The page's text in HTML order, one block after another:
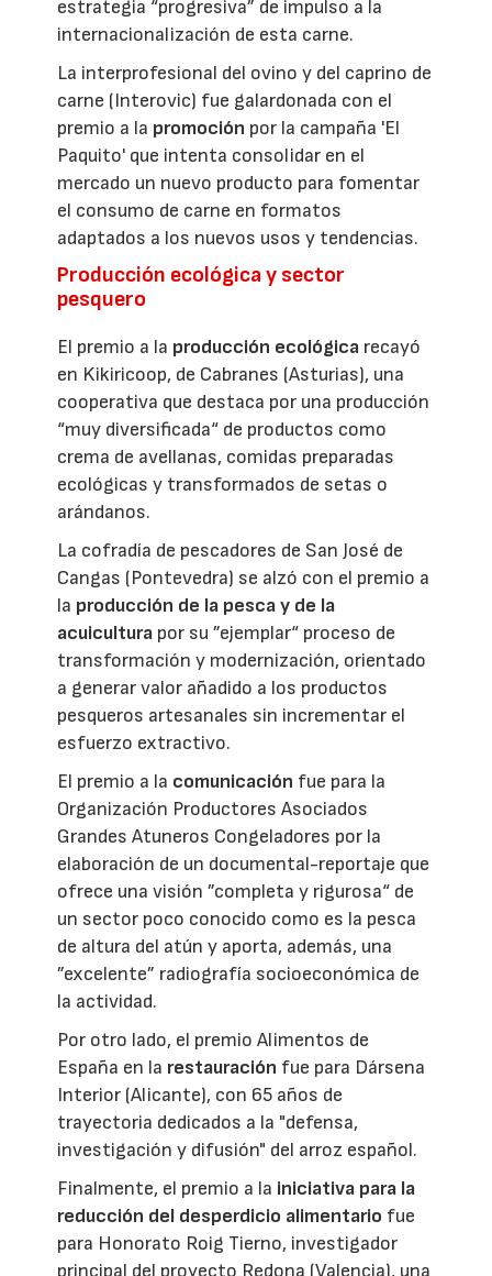
estrategia “progresiva” de impulso a la
internacionalización de esta carne.
La interprofesional del ovino y del caprino de
carne (Interovic) fue galardonada con el
premio a la promoción por la campaña 'El
Paquito' que intenta consolidar en el
mercado un nuevo producto para fomentar
el consumo de carne en formatos
adaptados a los nuevos usos y tendencias.
Producción ecológica y sector
pesquero
El premio a la producción ecológica recayó
en Kikiricoop, de Cabranes (Asturias), una
cooperativa que destaca por una producción
“muy diversificada“ de productos como
crema de avellanas, comidas preparadas
ecológicas y transformados de setas o
arándanos.
La cofradía de pescadores de San José de
Cangas (Pontevedra) se alzó con el premio a
la producción de la pesca y de la
acuicultura por su ”ejemplar“ proceso de
transformación y modernización, orientado
a generar valor añadido a los productos
pesqueros artesanales sin incrementar el
esfuerzo extractivo.
El premio a la comunicación fue para la
Organización Productores Asociados
Grandes Atuneros Congeladores por la
elaboración de un documental-reportaje que
ofrece una visión ”completa y rigurosa“ de
un sector poco conocido como es la pesca
de altura del atún y aporta, además, una
”excelente” radiografía socioeconómica de
la actividad.
Por otro lado, el premio Alimentos de
España en la restauración fue para Dársena
Interior (Alicante), con 65 años de
trayectoria dedicados a la "defensa,
investigación y difusión" del arroz español.
Finalmente, el premio a la iniciativa para la
reducción del desperdicio alimentario fue
para Honorato Roig Tierno, investigador
principal del proyecto Redona (Valencia), una